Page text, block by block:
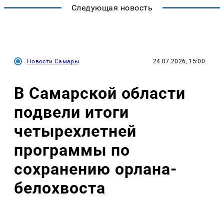
Следующая новость
Новости Самары 24.07.2026, 15:00
В Самарской области
подвели итоги
четырехлетней
программы по
сохранению орлана-
белохвоста